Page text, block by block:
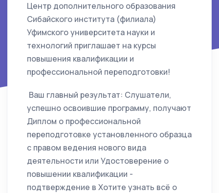
Центр дополнительного образования
Сибайского института (филиала)
Уфимского университета науки и
технологий приглашает на курсы
повышения квалификации и
профессиональной переподготовки!
Ваш главный результат: Слушатели,
успешно освоившие программу, получают
Диплом о профессиональной
переподготовке установленного образца
с правом ведения нового вида
деятельности или Удостоверение о
повышении квалификации -
подтверждение в Хотите узнать всё о